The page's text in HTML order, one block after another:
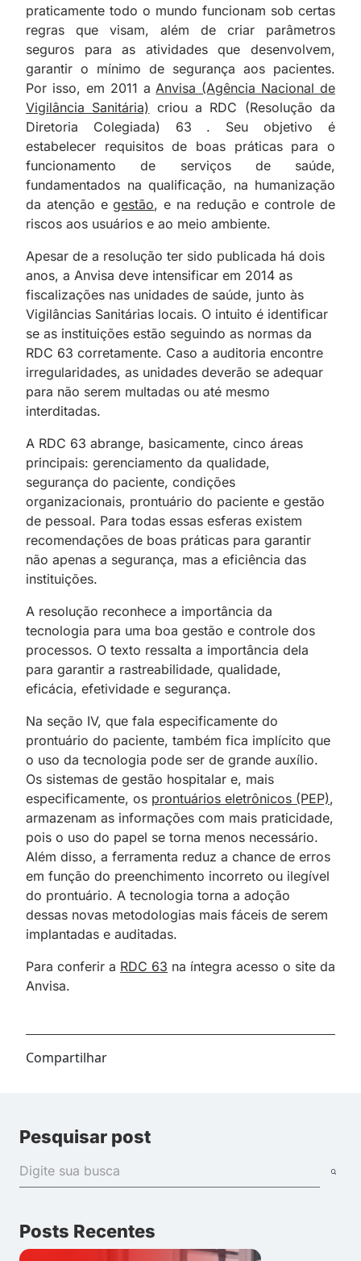
praticamente todo o mundo funcionam sob certas
regras que visam, além de criar parâmetros
seguros para as atividades que desenvolvem,
garantir o mínimo de segurança aos pacientes.
Por isso, em 2011 a Anvisa (Agência Nacional de
Vigilância Sanitária) criou a RDC (Resolução da
Diretoria Colegiada) 63 . Seu objetivo é
estabelecer requisitos de boas práticas para o
funcionamento de serviços de saúde,
fundamentados na qualificação, na humanização
da atenção egestão, e na redução e controle de
riscos aos usuários e ao meio ambiente.
Apesar de a resolução ter sido publicada há dois
anos, a Anvisa deve intensificar em 2014 as
fiscalizações nas unidades de saúde, junto às
Vigilâncias Sanitárias locais. O intuito é identificar
se as instituições estão seguindo as normas da
RDC 63 corretamente. Caso a auditoria encontre
irregularidades, as unidades deverão se adequar
para não serem multadas ou até mesmo
interditadas.
A RDC 63 abrange, basicamente, cinco áreas
principais: gerenciamento da qualidade,
segurança do paciente, condições
organizacionais, prontuário do paciente e gestão
de pessoal. Para todas essas esferas existem
recomendações de boas práticas para garantir
não apenas a segurança, mas a eficiência das
instituições.
A resolução reconhece a importância da
tecnologia para uma boa gestão e controle dos
processos. O texto ressalta a importância dela
para garantir a rastreabilidade, qualidade,
eficácia, efetividade e segurança.
Na seção IV, que fala especificamente do
prontuário do paciente, também fica implícito que
o uso da tecnologia pode ser de grande auxílio.
Os sistemas de gestão hospitalar e, mais
especificamente, os prontuários eletrônicos (PEP),
armazenam as informações com mais praticidade,
pois o uso do papel se torna menos necessário.
Além disso, a ferramenta reduz a chance de erros
em função do preenchimento incorreto ou ilegível
do prontuário. A tecnologia torna a adoção
dessas novas metodologias mais fáceis de serem
implantadas e auditadas.
Para conferir a RDC 63 na íntegra acesso o site da
Anvisa.
Compartilhar
Pesquisar post
Posts Recentes